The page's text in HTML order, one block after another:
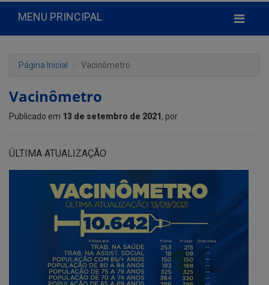
MENU PRINCIPAL
Página Inicial Vacinômetro
Vacinômetro
Publicado em 13 de setembro de 2021 , por
ÚLTIMA ATUALIZAÇÃO